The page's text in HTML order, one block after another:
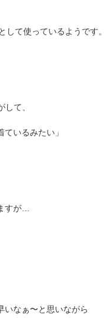
して使っているようです。
て、
いるみたい」
すが…
いなぁ〜と思いながら